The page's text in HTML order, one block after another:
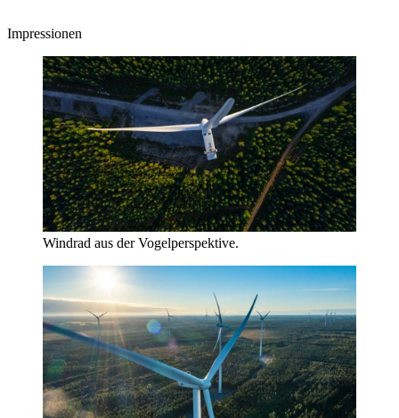
Impressionen
Windrad aus der Vogelperspektive.